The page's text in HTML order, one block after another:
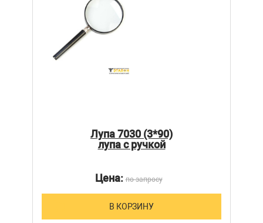
Лупа 7030 (3*90)
лупа с ручкой
Цена:по запросу
В КОРЗИНУ